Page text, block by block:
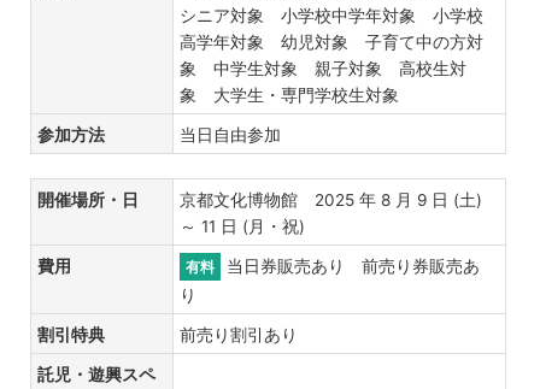
シニア対象 小学校中学年対象 小学校
高学年対象 幼児対象 子育て中の方対
象 中学生対象 親子対象 高校生対
象 大学生・専門学校生対象
参加方法 当日自由参加
開催場所・日
京都文化博物館 2025 年 8 月 9 日 (土)
～ 11 日 (月・祝)
費用 有料
当日券販売あり 前売り券販売あ
り
割引特典 前売り割引あり
託児・遊興スペ